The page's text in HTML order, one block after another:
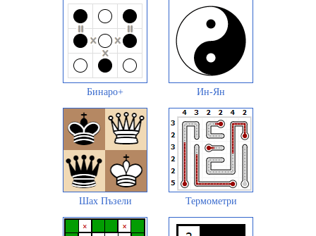
Бинаро+ Ин-Ян
Шах Пъзели Термометри